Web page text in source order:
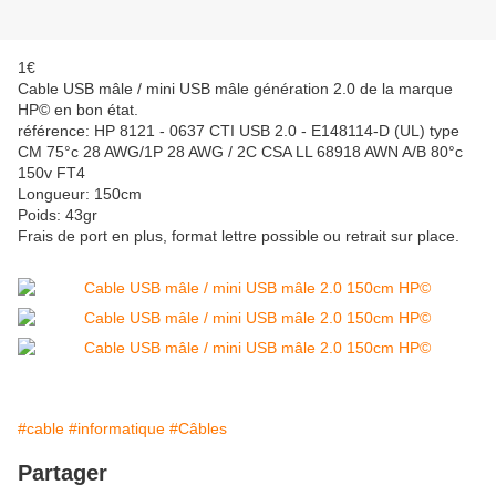
1€
Cable USB mâle / mini USB mâle génération 2.0 de la marque
HP© en bon état.
référence: HP 8121 - 0637 CTI USB 2.0 - E148114-D (UL) type
CM 75°c 28 AWG/1P 28 AWG / 2C CSA LL 68918 AWN A/B 80°c
150v FT4
Longueur: 150cm
Poids: 43gr
Frais de port en plus, format lettre possible ou retrait sur place.
#cable #informatique #Câbles
Partager